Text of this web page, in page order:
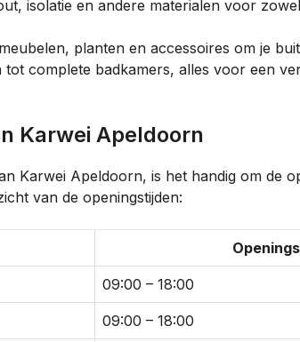
isolatie en andere materialen voor
planten en accessoires om je
tot complete badkamers, alles voor een
Karwei Apeldoorn
Karwei Apeldoorn, is het handig om de
van de openingstijden:
09:00 – 18:00
09:00 – 18:00